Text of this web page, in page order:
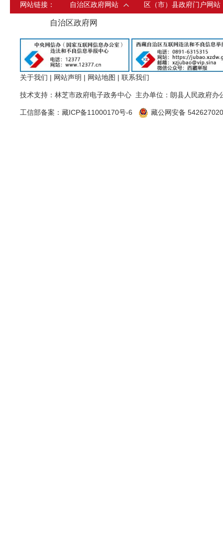
网站链接： 自治区政府网站 区（市）县政府门户网站
自治区政府网
关于我们 | 网站声明 | 网站地图 | 联系我们
技术支持：林芝市政府电子政务中心 主办单位：朗县人民政府办
工信部备案： 藏ICP备11000170号-6 藏公网安备